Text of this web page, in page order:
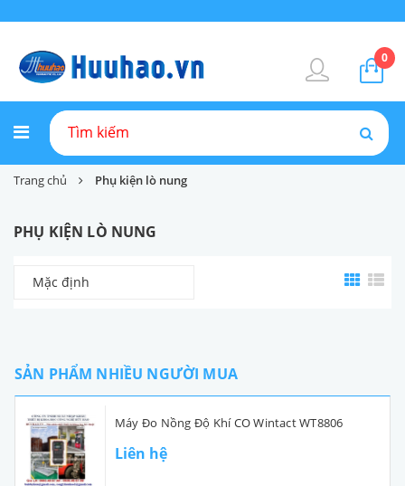
0
Trang chủ Phụ kiện lò nung
PHỤ KIỆN LÒ NUNG
Mặc định
SẢN PHẨM NHIỀU NGƯỜI MUA
Máy Đo Nồng Độ Khí CO Wintact WT8806
Liên hệ